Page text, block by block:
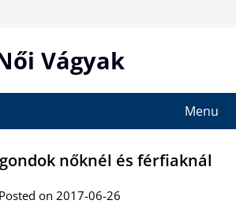
Vágyak
Menu
nőknél és férfiaknál
Posted on 2017-06-26